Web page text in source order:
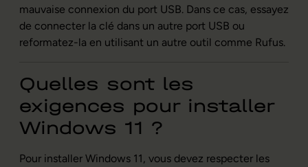
mauvaise connexion du port USB. Dans ce cas, essayez
de connecter la clé dans un autre port USB ou
reformatez-la en utilisant un autre outil comme Rufus.
Quelles sont les
exigences pour installer
Windows 11 ?
Pour installer Windows 11, vous devez respecter les